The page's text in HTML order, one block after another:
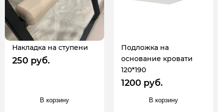
Накладка на ступени
250 руб.
В корзину
Подложка на
основание кровати
120*190
1200 руб.
В корзину